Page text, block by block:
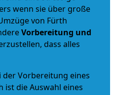
wenn sie über große
von Fürth
Vorbereitung und
dass alles
Vorbereitung eines
ist die Auswahl eines